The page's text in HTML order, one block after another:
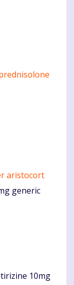
aristocort
generic
10mg